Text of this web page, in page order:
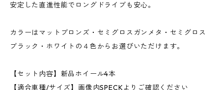
安定した直進性能でロングドライブも安心。
カラーはマットブロンズ・セミグロスガンメタ・セミグロス
ブラック・ホワイトの４色からお選びいただけます。
【セット内容】新品ホイール4本
【適合車種/サイズ】画像内SPECKよりご確認ください